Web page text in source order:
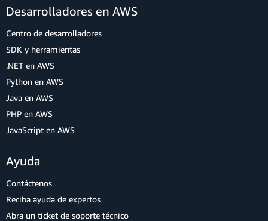
Desarrolladores en AWS
Centro de desarrolladores
SDK y herramientas
.NET en AWS
Python en AWS
Java en AWS
PHP en AWS
JavaScript en AWS
Ayuda
Contáctenos
Reciba ayuda de expertos
Abra un ticket de soporte técnico